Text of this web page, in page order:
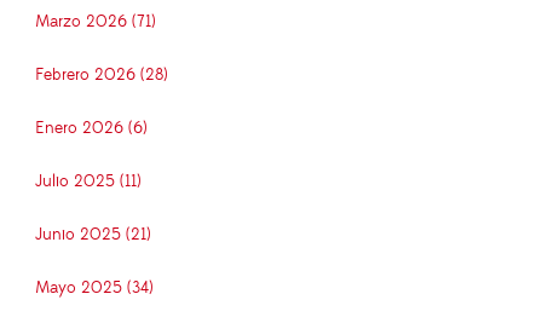
Marzo 2026 (71)
Febrero 2026 (28)
Enero 2026 (6)
Julio 2025 (11)
Junio 2025 (21)
Mayo 2025 (34)